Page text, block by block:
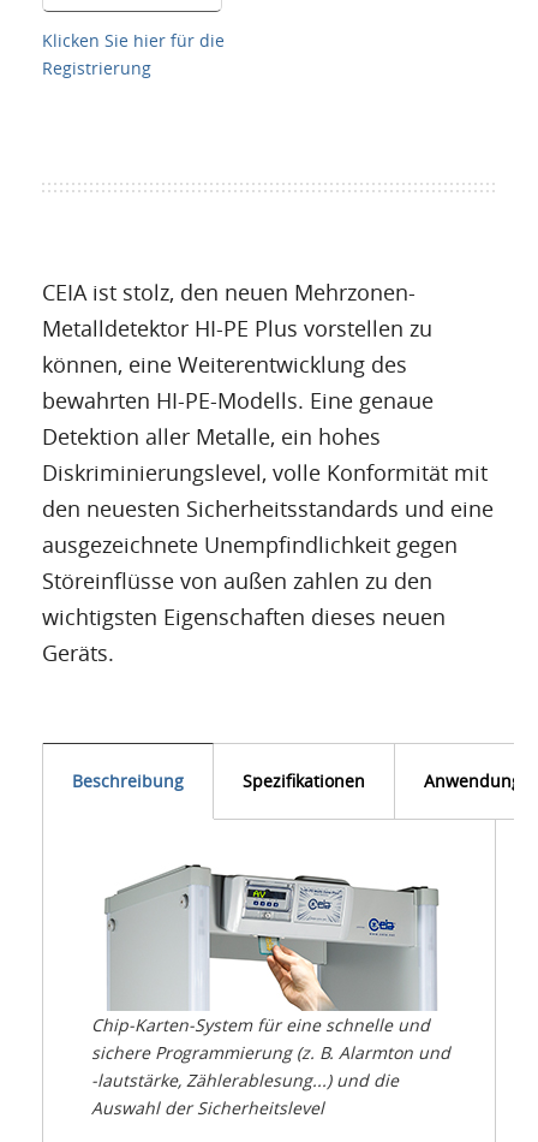
Klicken Sie hier für die
Registrierung
CEIA ist stolz, den neuen Mehrzonen-
Metalldetektor HI-PE Plus vorstellen zu
können, eine Weiterentwicklung des
bewahrten HI-PE-Modells. Eine genaue
Detektion aller Metalle, ein hohes
Diskriminierungslevel, volle Konformität mit
den neuesten Sicherheitsstandards und eine
ausgezeichnete Unempfindlichkeit gegen
Störeinflüsse von außen zahlen zu den
wichtigsten Eigenschaften dieses neuen
Geräts.
Beschreibung Spezifikationen
Chip-Karten-System für eine schnelle und
sichere Programmierung (z. B. Alarmton und
-lautstärke, Zählerablesung...) und die
Auswahl der Sicherheitslevel